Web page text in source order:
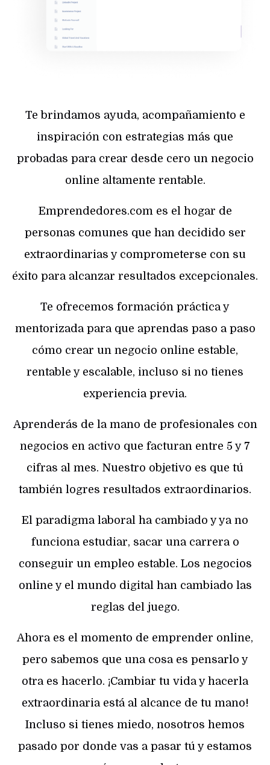
Te brindamos ayuda, acompañamiento e
inspiración con estrategias más que
probadas para crear desde cero un negocio
online altamente rentable.
Emprendedores.com es el hogar de
personas comunes que han decidido ser
extraordinarias y comprometerse con su
éxito para alcanzar resultados excepcionales.
Te ofrecemos formación práctica y
mentorizada para que aprendas paso a paso
cómo crear un negocio online estable,
rentable y escalable, incluso si no tienes
experiencia previa.
Aprenderás de la mano de profesionales con
negocios en activo que facturan entre 5 y 7
cifras al mes. Nuestro objetivo es que tú
también logres resultados extraordinarios.
El paradigma laboral ha cambiado y ya no
funciona estudiar, sacar una carrera o
conseguir un empleo estable. Los negocios
online y el mundo digital han cambiado las
reglas del juego.
Ahora es el momento de emprender online,
pero sabemos que una cosa es pensarlo y
otra es hacerlo. ¡Cambiar tu vida y hacerla
extraordinaria está al alcance de tu mano!
Incluso si tienes miedo, nosotros hemos
pasado por donde vas a pasar tú y estamos